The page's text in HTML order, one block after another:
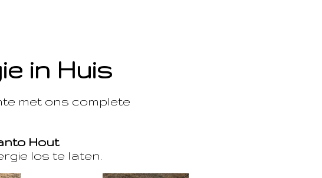
in Huis
met ons complete
Hout
los te laten.